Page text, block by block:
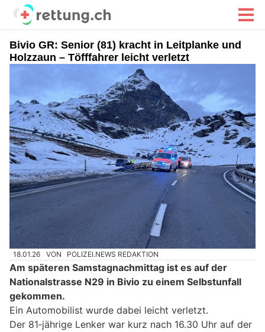
Bivio GR: Senior (81) kracht in Leitplanke und
Holzzaun – Töfffahrer leicht verletzt
18.01.26 VON POLIZEI.NEWS REDAKTION
Am späteren Samstagnachmittag ist es auf der
Nationalstrasse N29 in Bivio zu einem Selbstunfall
gekommen.
Ein Automobilist wurde dabei leicht verletzt.
Der 81‑jährige Lenker war kurz nach 16.30 Uhr auf der